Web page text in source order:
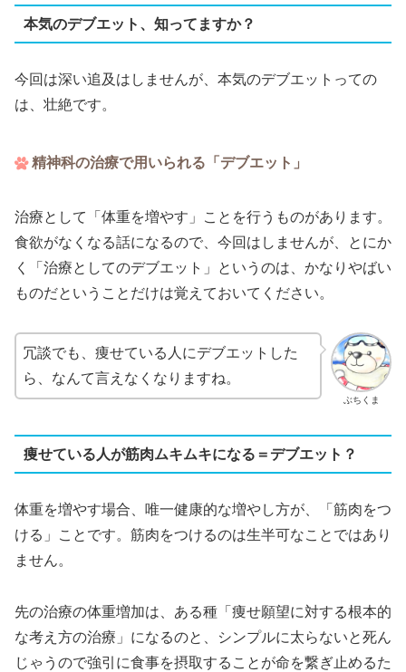
本気のデブエット、知ってますか？
今回は深い追及はしませんが、本気のデブエットっての
は、壮絶です。
精神科の治療で用いられる「デブエット」
治療として「体重を増やす」ことを行うものがあります。
食欲がなくなる話になるので、今回はしませんが、とにか
く「治療としてのデブエット」というのは、かなりやばい
ものだということだけは覚えておいてください。
ぶちくま
冗談でも、痩せている人にデブエットした
ら、なんて言えなくなりますね。
痩せている人が筋肉ムキムキになる＝デブエット？
体重を増やす場合、唯一健康的な増やし方が、「筋肉をつ
ける」ことです。筋肉をつけるのは生半可なことではあり
ません。
先の治療の体重増加は、ある種「痩せ願望に対する根本的
な考え方の治療」になるのと、シンプルに太らないと死ん
じゃうので強引に食事を摂取することが命を繋ぎ止めるた